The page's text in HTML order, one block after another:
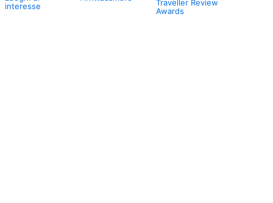
interesse
Traveller Review
Awards